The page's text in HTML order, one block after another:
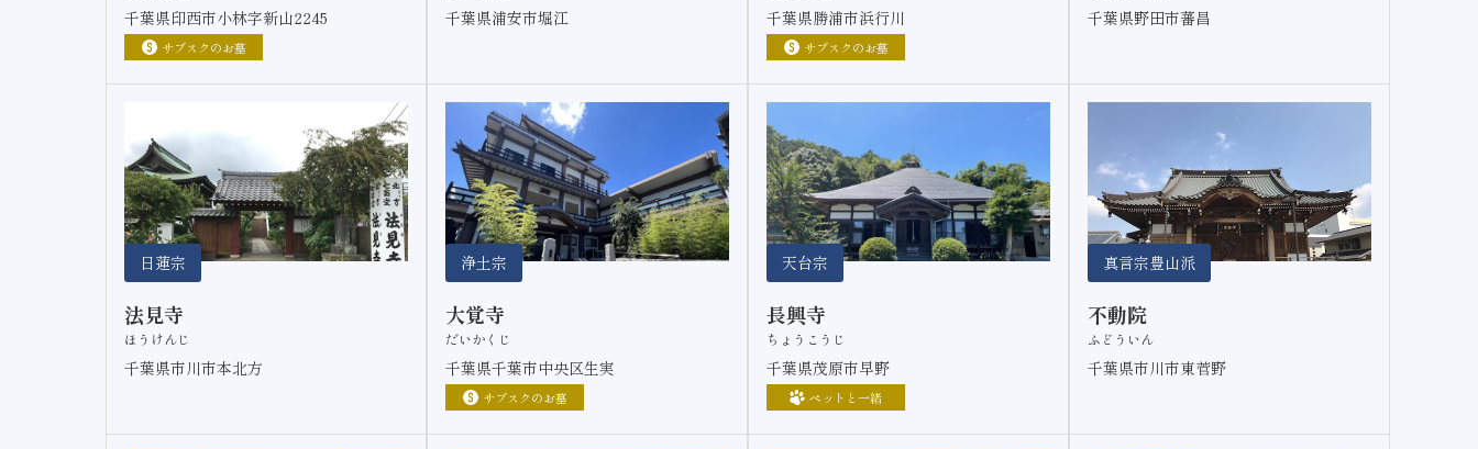
千葉県印西市小林字新山2245
サブスクのお墓
千葉県浦安市堀江 千葉県勝浦市浜行川
サブスクのお墓
千葉県野田市蕃昌
日蓮宗
法見寺
ほうけんじ
千葉県市川市本北方
浄土宗
大覚寺
だいかくじ
千葉県千葉市中央区生実
サブスクのお墓
天台宗
長興寺
ちょうこうじ
千葉県茂原市早野
ペットと一緒
真言宗豊山派
不動院
ふどういん
千葉県市川市東菅野